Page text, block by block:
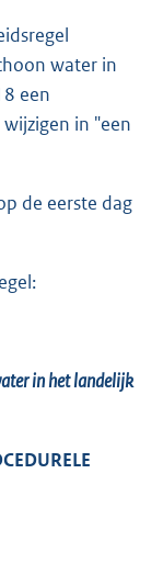
water in
een
in "een
de eerste dag
in het landelijk